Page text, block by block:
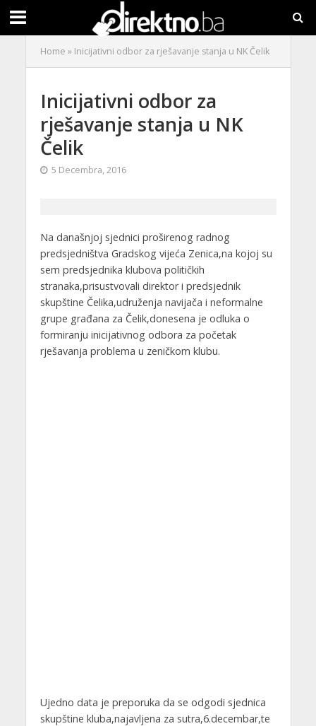
Home » Inicijativni odbor za rješavanje stanja u NK Čelik
Inicijativni odbor za
rješavanje stanja u NK
Čelik
5 Decembra, 2016
Na današnjoj sjednici proširenog radnog
predsjedništva Gradskog vijeća Zenica,na kojoj su
sem predsjednika klubova političkih
stranaka,prisustvovali direktor i predsjednik
skupštine Čelika,udruženja navijača i neformalne
grupe građana za Čelik,donesena je odluka o
formiranju inicijativnog odbora za početak
rješavanja problema u zeničkom klubu.
Ujedno data je preporuka da se odgodi sjednica
skupštine kluba,najavljena za sutra,6.decembar,te